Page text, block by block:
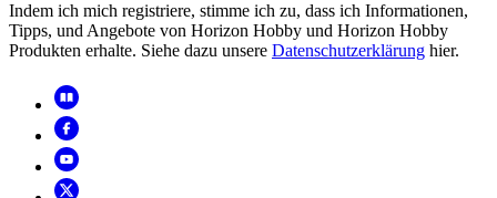
Indem ich mich registriere, stimme ich zu, dass ich Informationen,
Tipps, und Angebote von Horizon Hobby und Horizon Hobby
Produkten erhalte. Siehe dazu unsere Datenschutzerklärung hier.